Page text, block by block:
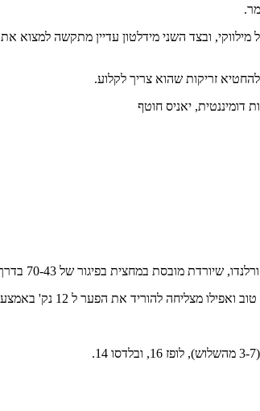
מצויין כשהוא קולע את כל 7 הנק' הראשונות של מילווקי, ובצד
זריקות שהוא צריך לקלוע.
במחצית בפיגור של 70-43 בדרך לגארבג' ארוך מאוד.
נק' באמצע הרבע הרביעי 104-92, אבל שם זה כמובן מסתיים.